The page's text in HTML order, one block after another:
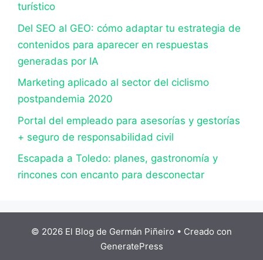
turístico
Del SEO al GEO: cómo adaptar tu estrategia de
contenidos para aparecer en respuestas
generadas por IA
Marketing aplicado al sector del ciclismo
postpandemia 2020
Portal del empleado para asesorías y gestorías
+ seguro de responsabilidad civil
Escapada a Toledo: planes, gastronomía y
rincones con encanto para desconectar
© 2026 El Blog de Germán Piñeiro • Creado con
GeneratePress